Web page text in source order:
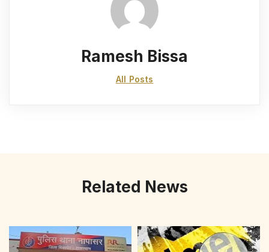
Ramesh Bissa
All Posts
Related News